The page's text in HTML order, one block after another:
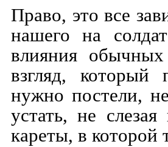
Право, это все
нашего на
влияния
взгляд, который
нужно постели,
устать, не
кареты, в которой